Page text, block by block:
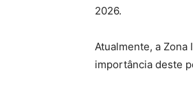
2026.
Atualmente, a
importância deste